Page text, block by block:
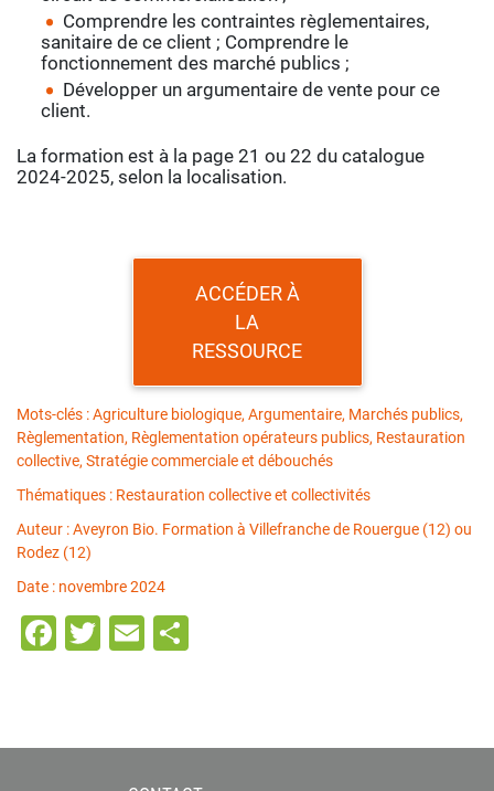
Comprendre les contraintes règlementaires,
sanitaire de ce client ; Comprendre le
fonctionnement des marché publics ;
Développer un argumentaire de vente pour ce
client.
La formation est à la page 21 ou 22 du catalogue
2024-2025, selon la localisation.
ACCÉDER À
LA
RESSOURCE
Mots-clés : Agriculture biologique, Argumentaire, Marchés publics,
Règlementation, Règlementation opérateurs publics, Restauration
collective, Stratégie commerciale et débouchés
Thématiques : Restauration collective et collectivités
Auteur : Aveyron Bio. Formation à Villefranche de Rouergue (12) ou
Rodez (12)
Date : novembre 2024
FacebookTwitterEmail